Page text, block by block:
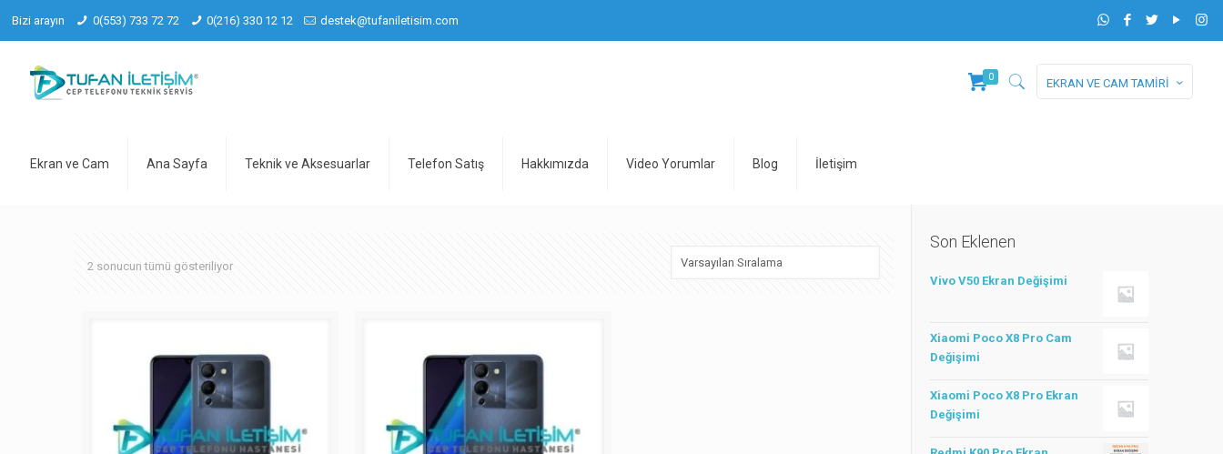
Bizi arayın 0(553) 733 72 72 0(216) 330 12 12 destek@tufaniletisim.com
Ekran ve Cam Ana Sayfa Teknik ve Aksesuarlar Telefon Satış Hakkımızda Video Yorumlar Blog İletişim
0 EKRAN VE CAM TAMİRİ
2 sonucun tümü gösteriliyor
Son Eklenen
Vivo V50 Ekran Değişimi
Xiaomi Poco X8 Pro Cam
Değişimi
Xiaomi Poco X8 Pro Ekran
Değişimi